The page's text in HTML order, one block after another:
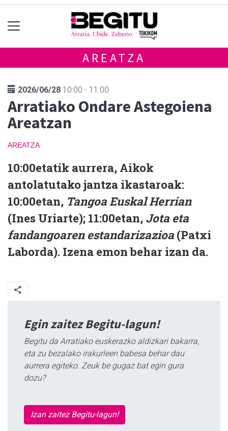
AREATZA
2026/06/28 10:00 - 11:00
Arratiako Ondare Astegoiena
Areatzan
AREATZA
10:00etatik aurrera, Aikok
antolatutako jantza ikastaroak:
10:00etan, Tangoa Euskal Herrian
(Ines Uriarte); 11:00etan, Jota eta
fandangoaren estandarizazioa (Patxi
Laborda). Izena emon behar izan da.
Egin zaitez Begitu-lagun!
Begitu da Arratiako euskerazko aldizkari bakarra,
eta zu bezalako irakurleen babesa behar dau
aurrera egiteko. Zeuk be gugaz bat egin gura
dozu?
Izan zaitez Begitu-lagun!